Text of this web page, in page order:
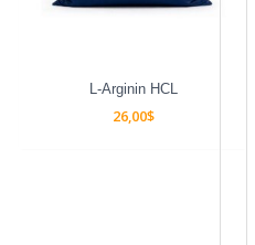
L-Arginin HCL
26,00$